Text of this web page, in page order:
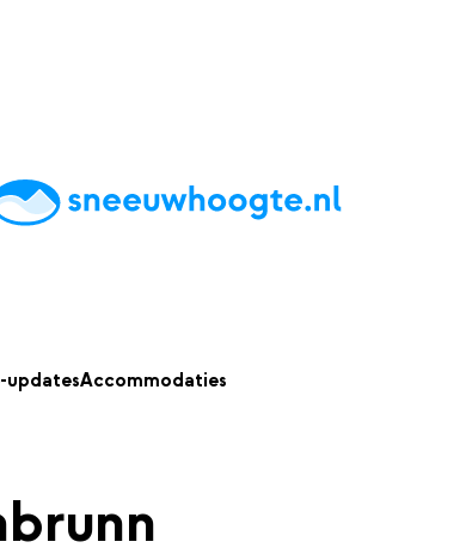
TipsReviewsLive updatesApp
updatesAccommodaties